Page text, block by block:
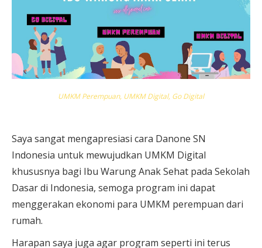
UMKM Perempuan, UMKM Digital, Go Digital
Saya sangat mengapresiasi cara Danone SN
Indonesia untuk mewujudkan UMKM Digital
khususnya bagi Ibu Warung Anak Sehat pada Sekolah
Dasar di Indonesia, semoga program ini dapat
menggerakan ekonomi para UMKM perempuan dari
rumah.
Harapan saya juga agar program seperti ini terus